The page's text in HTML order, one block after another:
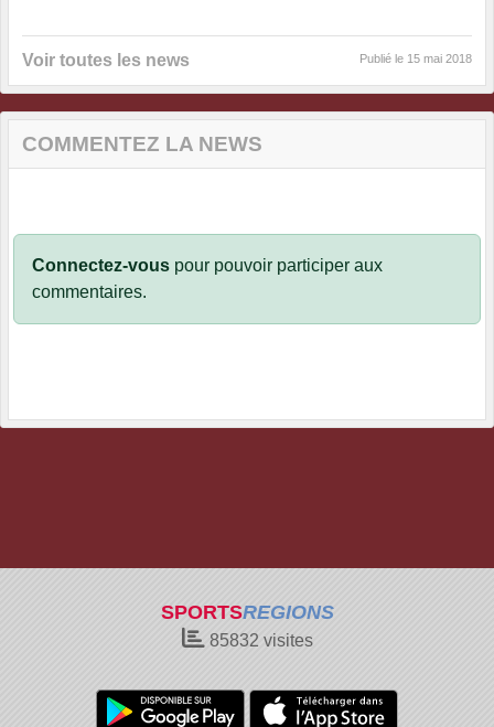
Voir toutes les news Publié le 15 mai 2018
COMMENTEZ LA NEWS
Connectez-vous pour pouvoir participer aux
commentaires.
SPORTSREGIONS
85832 visites